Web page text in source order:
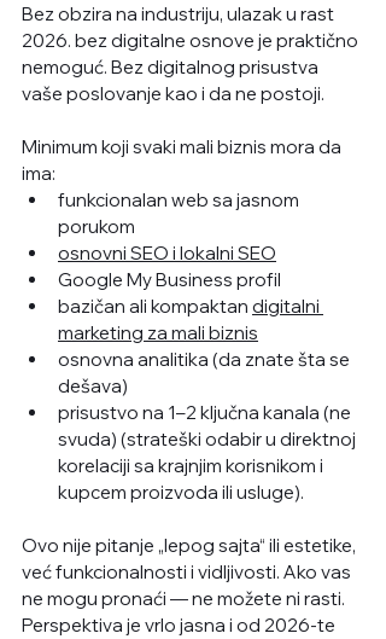
Bez obzira na industriju, ulazak u rast
2026. bez digitalne osnove je praktično
nemoguć. Bez digitalnog prisustva
vaše poslovanje kao i da ne postoji.
Minimum koji svaki mali biznis mora da
ima:
funkcionalan web sa jasnom
porukom
osnovni SEO i lokalni SEO
Google My Business profil
bazičan ali kompaktan digitalni
marketing za mali biznis
osnovna analitika (da znate šta se
dešava)
prisustvo na 1–2 ključna kanala (ne
svuda) (strateški odabir u direktnoj
korelaciji sa krajnjim korisnikom i
kupcem proizvoda ili usluge).
Ovo nije pitanje „lepog sajta“ ili estetike,
već funkcionalnosti i vidljivosti. Ako vas
ne mogu pronaći — ne možete ni rasti.
Perspektiva je vrlo jasna i od 2026-te